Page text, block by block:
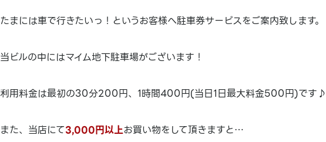
たまには車で行きたいっ！というお客様へ駐車券サービスをご案内致します。
当ビルの中にはマイム地下駐車場がございます！
利用料金は最初の30分200円、1時間400円(当日1日最大料金500円)です♪
また、当店にて3,000円以上お買い物をして頂きますと…